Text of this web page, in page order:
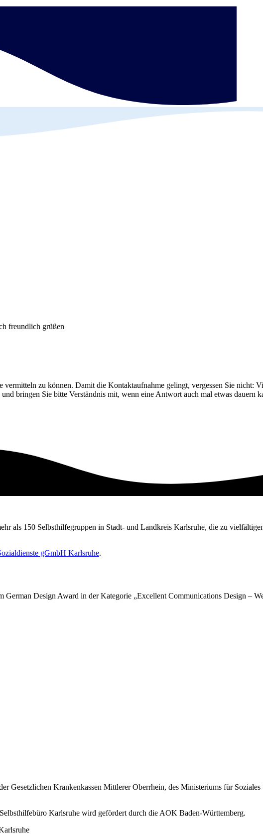
zu können. Damit die Kontaktaufnahme gelingt, vergessen Sie nicht:
bringen Sie bitte Verständnis mit, wenn eine Antwort auch mal etwas dauern
als 150 Selbsthilfegruppen in Stadt- und Landkreis Karlsruhe, die zu
gGmbH Karlsruhe.
German Design Award in der Kategorie „Excellent Communications Design –
Gesetzlichen Krankenkassen Mittlerer Oberrhein, des Ministeriums für
Karlsruhe wird gefördert durch die AOK Baden-Württemberg.